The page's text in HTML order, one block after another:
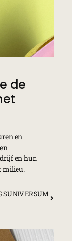
de
en
en hun
milieu.